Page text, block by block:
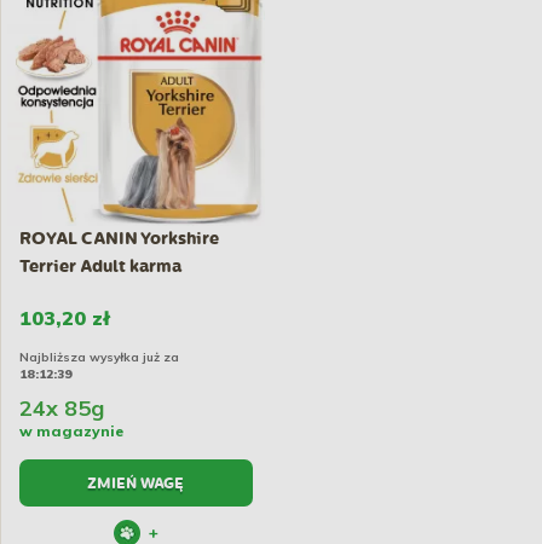
ROYAL CANIN Yorkshire
Terrier Adult karma
103,20 zł
Najbliższa wysyłka już za
18:12:39
24x 85g
w magazynie
ZMIEŃ WAGĘ
+